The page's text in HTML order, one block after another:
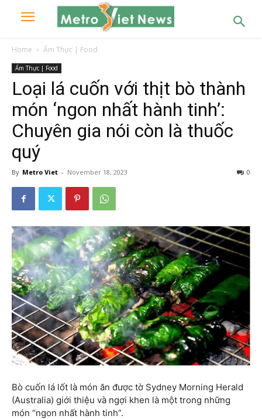
Home Ẩm Thực | Food
Ẩm Thực | Food
Loại lá cuốn với thịt bò thành
món ‘ngon nhất hành tinh’:
Chuyên gia nói còn là thuốc
quý
By Metro Viet - November 18, 2023 0
Bò cuốn lá lốt là món ăn được tờ Sydney Morning Herald
(Australia) giới thiệu và ngợi khen là một trong những
món “ngon nhất hành tinh”.